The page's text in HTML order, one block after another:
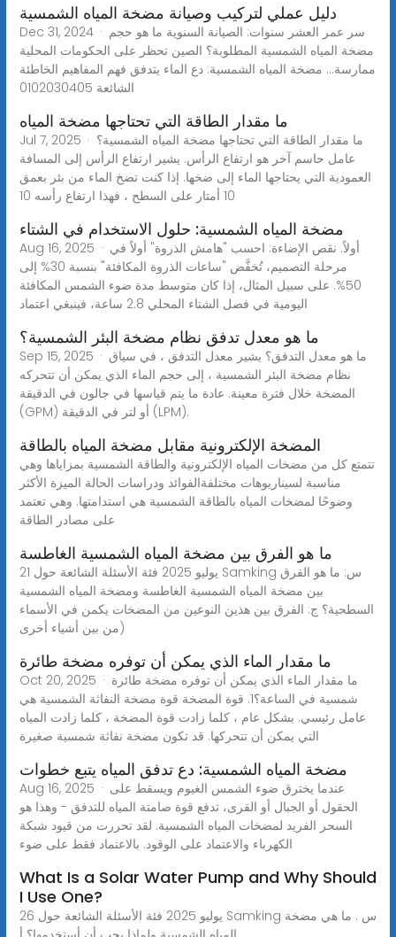
دليل عملي لتركيب وصيانة مضخة المياه الشمسية
Dec 31, 2024 · سر عمر العشر سنوات: الصيانة السنوية ما هو حجم
مضخة المياه الشمسية المطلوبة؟ الصين تحظر على الحكومات المحلية
ممارسة... مضخة المياه الشمسية: دع الماء يتدفق فهم المفاهيم الخاطئة
الشائعة 0102030405
ما مقدار الطاقة التي تحتاجها مضخة المياه
Jul 7, 2025 · ما مقدار الطاقة التي تحتاجها مضخة المياه الشمسية؟
عامل حاسم آخر هو ارتفاع الرأس. يشير ارتفاع الرأس إلى المسافة
العمودية التي يحتاجها الماء إلى ضخها. إذا كنت تضخ الماء من بئر بعمق
10 أمتار على السطح ، فهذا ارتفاع رأسه 10
مضخة المياه الشمسية: حلول الاستخدام في الشتاء
Aug 16, 2025 · أولاً. نقص الإضاءة: احسب "هامش الذروة" أولاً في
مرحلة التصميم، تُخفَّض "ساعات الذروة المكافئة" بنسبة 30% إلى
50%. على سبيل المثال، إذا كان متوسط مدة ضوء الشمس المكافئة
اليومية في فصل الشتاء المحلي 2.8 ساعة، فينبغي اعتماد
ما هو معدل تدفق نظام مضخة البئر الشمسية؟
Sep 15, 2025 · ما هو معدل التدفق؟ يشير معدل التدفق ، في سياق
نظام مضخة البئر الشمسية ، إلى حجم الماء الذي يمكن أن تتحركه
المضخة خلال فترة معينة. عادة ما يتم قياسها في جالون في الدقيقة
(GPM) أو لتر في الدقيقة (LPM).
المضخة الإلكترونية مقابل مضخة المياه بالطاقة
تتمتع كل من مضخات المياه الإلكترونية والطاقة الشمسية بمزاياها وهي
مناسبة لسيناريوهات مختلفةالفوائد ودراسات الحالة الميزة الأكثر
وضوحًا لمضخات المياه بالطاقة الشمسية هي استدامتها. وهي تعتمد
على مصادر الطاقة
ما هو الفرق بين مضخة المياه الشمسية الغاطسة
21 يوليو 2025 فئة الأسئلة الشائعة حول Samking س: ما هو الفرق
بين مضخة المياه الشمسية الغاطسة ومضخة المياه الشمسية
السطحية؟ ج: الفرق بين هذين النوعين من المضخات يكمن في الأسماء
(من بين أشياء أخرى
ما مقدار الماء الذي يمكن أن توفره مضخة طائرة
Oct 20, 2025 · ما مقدار الماء الذي يمكن أن توفره مضخة طائرة
شمسية في الساعة؟1. قوة المضخة قوة مضخة النفاثة الشمسية هي
عامل رئيسي. بشكل عام ، كلما زادت قوة المضخة ، كلما زادت المياه
التي يمكن أن تتحركها. قد تكون مضخة نفاثة شمسية صغيرة
مضخة المياه الشمسية: دع تدفق المياه يتبع خطوات
Aug 16, 2025 · عندما يخترق ضوء الشمس الغيوم ويسقط على
الحقول أو الجبال أو القرى، تدفع قوة صامتة المياه للتدفق - وهذا هو
السحر الفريد لمضخات المياه الشمسية. لقد تحررت من قيود شبكة
الكهرباء والاعتماد على الوقود. بالاعتماد فقط على ضوء
What Is a Solar Water Pump and Why Should
I Use One?
26 يوليو 2025 فئة الأسئلة الشائعة حول Samking س . ما هي مضخة